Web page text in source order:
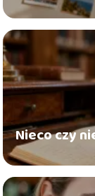
Nieco czy